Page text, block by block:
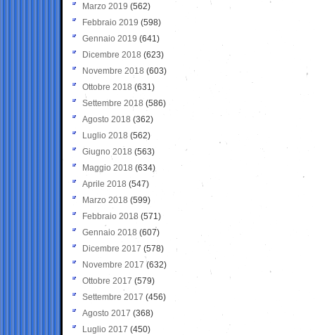
Marzo 2019 (562)
Febbraio 2019 (598)
Gennaio 2019 (641)
Dicembre 2018 (623)
Novembre 2018 (603)
Ottobre 2018 (631)
Settembre 2018 (586)
Agosto 2018 (362)
Luglio 2018 (562)
Giugno 2018 (563)
Maggio 2018 (634)
Aprile 2018 (547)
Marzo 2018 (599)
Febbraio 2018 (571)
Gennaio 2018 (607)
Dicembre 2017 (578)
Novembre 2017 (632)
Ottobre 2017 (579)
Settembre 2017 (456)
Agosto 2017 (368)
Luglio 2017 (450)